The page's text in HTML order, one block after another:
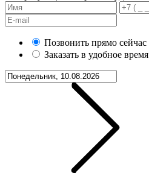
Позвонить прямо сейчас
Заказать в удобное время